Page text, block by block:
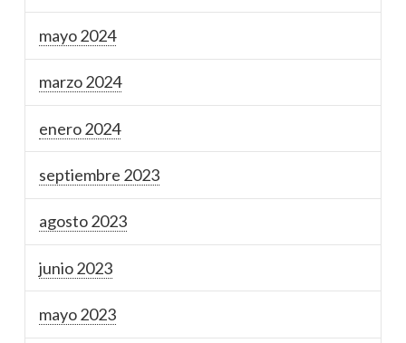
mayo 2024
marzo 2024
enero 2024
septiembre 2023
agosto 2023
junio 2023
mayo 2023